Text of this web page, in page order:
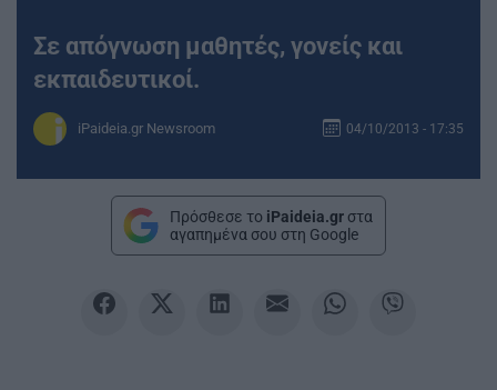
Σε απόγνωση μαθητές, γονείς και
εκπαιδευτικοί.
iPaideia.gr Newsroom 04/10/2013 - 17:35
Πρόσθεσε το iPaideia.gr στα
αγαπημένα σου στη Google